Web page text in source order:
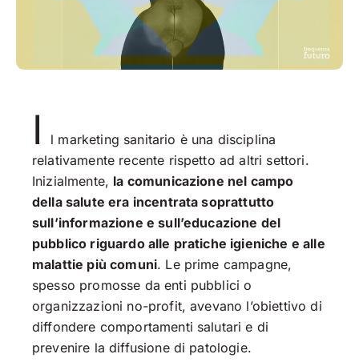
I
l marketing sanitario è una disciplina
relativamente recente rispetto ad altri settori.
Inizialmente, la comunicazione nel campo
della salute era incentrata soprattutto
sull’informazione e sull’educazione del
pubblico riguardo alle pratiche igieniche e alle
malattie più comuni. Le prime campagne,
spesso promosse da enti pubblici o
organizzazioni no-profit, avevano l’obiettivo di
diffondere comportamenti salutari e di
prevenire la diffusione di patologie.